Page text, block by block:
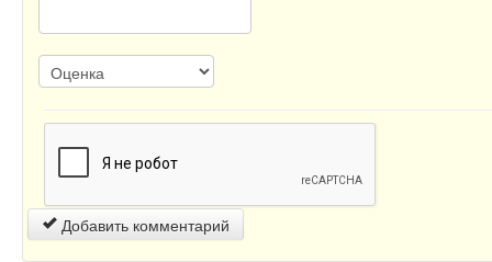
Добавить комментарий